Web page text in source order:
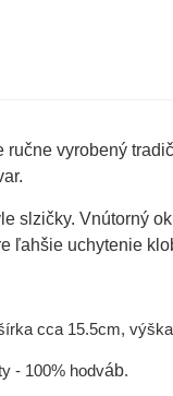
ručne vyrobený
slzičky. Vnútorný
ľahšie uchytenie
cca 15.5cm,
- 100% hodváb.